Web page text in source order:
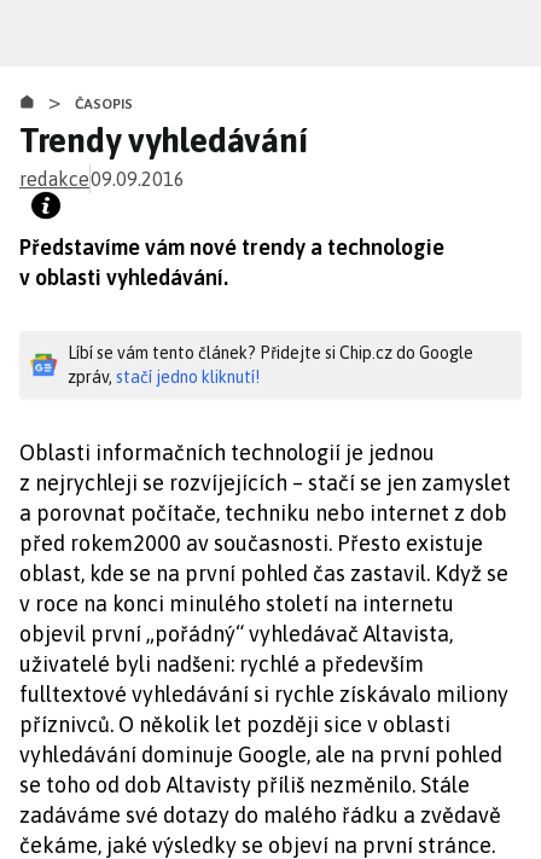
obsahu
> ČASOPIS
Trendy vyhledávání
redakce09.09.2016
Představíme vám nové trendy a technologie
v oblasti vyhledávání.
Líbí se vám tento článek? Přidejte si Chip.cz do Google
zpráv, stačí jedno kliknutí!
Oblasti informačních technologií je jednou
z nejrychleji se rozvíjejících – stačí se jen zamyslet
a porovnat počítače, techniku nebo internet z dob
před rokem2000 av současnosti. Přesto existuje
oblast, kde se na první pohled čas zastavil. Když se
v roce na konci minulého století na internetu
objevil první „pořádný“ vyhledávač Altavista,
uživatelé byli nadšeni: rychlé a především
fulltextové vyhledávání si rychle získávalo miliony
příznivců. O několik let později sice v oblasti
vyhledávání dominuje Google, ale na první pohled
se toho od dob Altavisty příliš nezměnilo. Stále
zadáváme své dotazy do malého řádku a zvědavě
čekáme, jaké výsledky se objeví na první stránce.